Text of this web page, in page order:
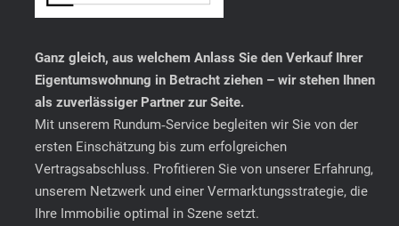
Ganz gleich, aus welchem Anlass Sie den Verkauf Ihrer
Eigentumswohnung in Betracht ziehen – wir stehen Ihnen
als zuverlässiger Partner zur Seite.
Mit unserem Rundum‑Service begleiten wir Sie von der
ersten Einschätzung bis zum erfolgreichen
Vertragsabschluss. Profitieren Sie von unserer Erfahrung,
unserem Netzwerk und einer Vermarktungsstrategie, die
Ihre Immobilie optimal in Szene setzt.